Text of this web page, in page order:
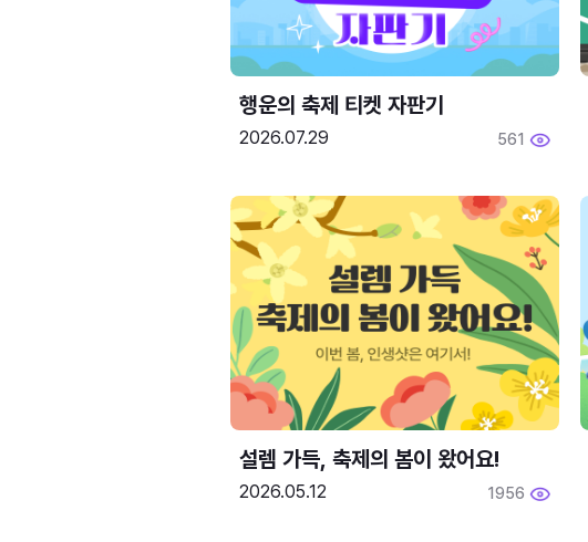
행운의 축제 티켓 자판기
2026.07.29 561
설렘 가득, 축제의 봄이 왔어요!
2026.05.12 1956